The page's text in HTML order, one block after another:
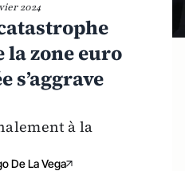
2024
la zone euro
s’aggrave
à la
De La Vega